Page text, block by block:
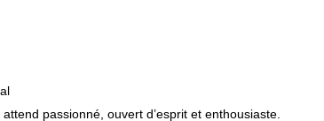
passionné, ouvert d’esprit et enthousiaste.